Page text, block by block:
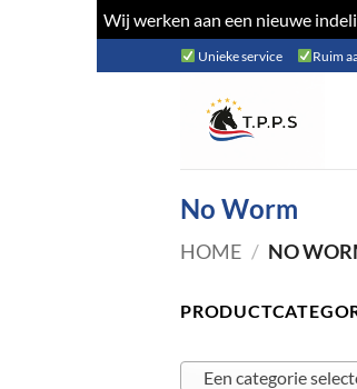
Wij werken aan een nieuwe
naar
Unieke service Ruim
No Worm
HOME / NO
Een categorie